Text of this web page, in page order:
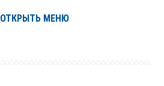
ОТКРЫТЬ МЕНЮ